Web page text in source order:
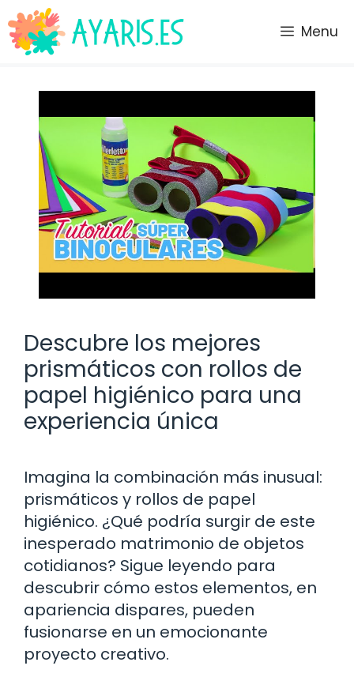
Saltar
al
contenido
Menu
Descubre los mejores
prismáticos con rollos de
papel higiénico para una
experiencia única
Imagina la combinación más inusual:
prismáticos y rollos de papel
higiénico. ¿Qué podría surgir de este
inesperado matrimonio de objetos
cotidianos? Sigue leyendo para
descubrir cómo estos elementos, en
apariencia dispares, pueden
fusionarse en un emocionante
proyecto creativo.